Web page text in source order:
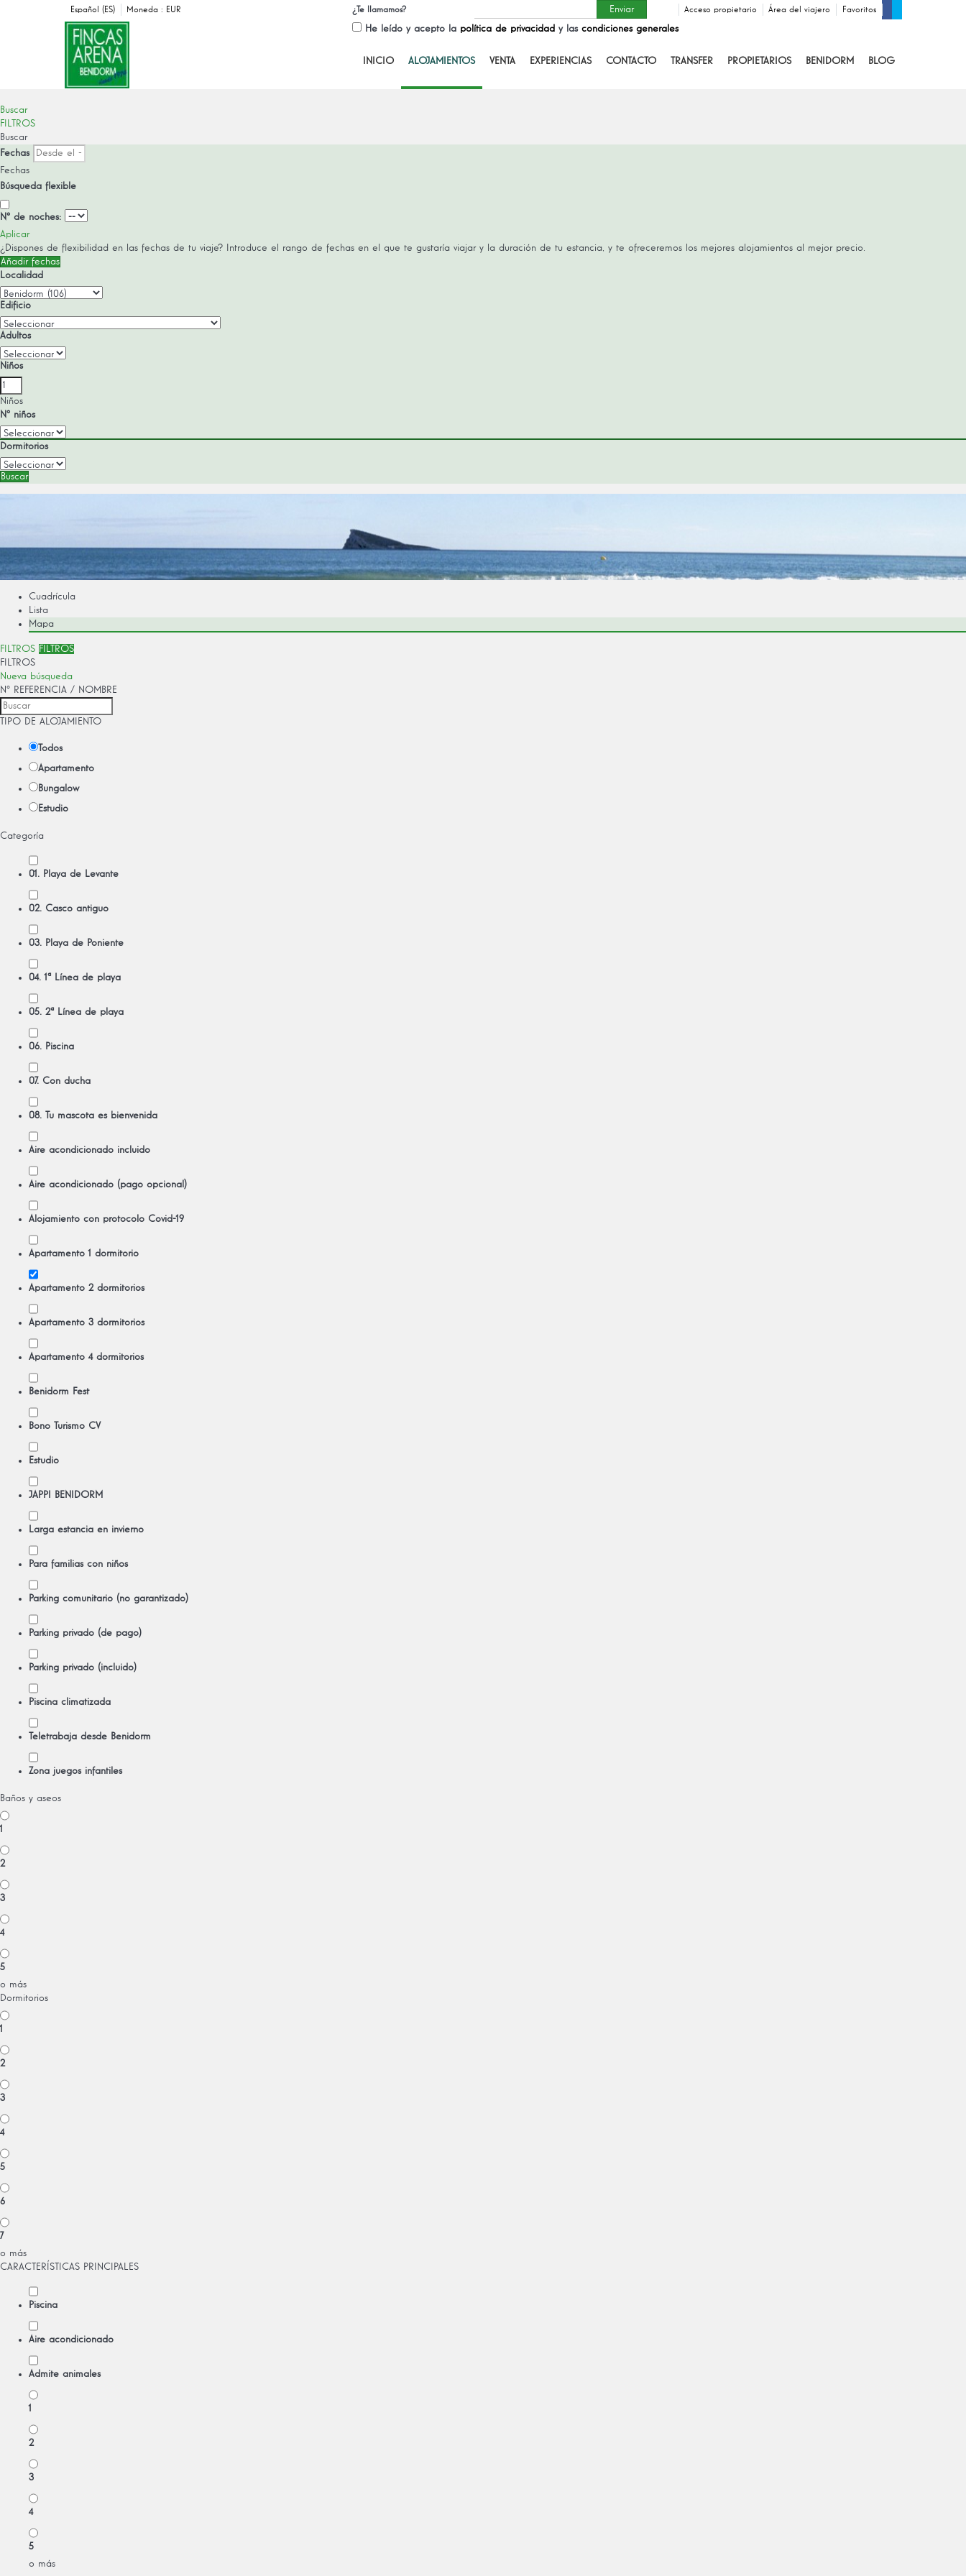
Español (ES) Moneda : EUR Favoritos
Área del viajero
Acceso propietario
¿Te llamamos?
He leído y acepto la política de privacidad y las condiciones generales
INICIO ALOJAMIENTOS VENTA EXPERIENCIAS CONTACTO TRANSFER PROPIETARIOS BENIDORM BLOG
Buscar
FILTROS
Buscar
Fechas
Fechas
Búsqueda flexible
Nº de noches:
Aplicar
¿Dispones de flexibilidad en las fechas de tu viaje?
Introduce el rango de fechas en el que te gustaría viajar y la duración de tu estancia, y te ofreceremos los mejores alojamientos al mejor precio.
Añadir fechas
Localidad
Edificio
Adultos
Niños
Niños
Nº niños
Dormitorios
Buscar
Cuadrícula
Lista
Mapa
FILTROS FILTROS
FILTROS
Nueva búsqueda
Nº REFERENCIA / NOMBRE
TIPO DE ALOJAMIENTO
Todos
Apartamento
Bungalow
Estudio
Categoría
01. Playa de Levante
02. Casco antiguo
03. Playa de Poniente
04. 1ª Línea de playa
05. 2ª Línea de playa
06. Piscina
07. Con ducha
08. Tu mascota es bienvenida
Aire acondicionado incluido
Aire acondicionado (pago opcional)
Alojamiento con protocolo Covid-19
Apartamento 1 dormitorio
Apartamento 2 dormitorios
Apartamento 3 dormitorios
Apartamento 4 dormitorios
Benidorm Fest
Bono Turismo CV
Estudio
JAPPI BENIDORM
Larga estancia en invierno
Para familias con niños
Parking comunitario (no garantizado)
Parking privado (de pago)
Parking privado (incluido)
Piscina climatizada
Teletrabaja desde Benidorm
Zona juegos infantiles
Baños y aseos
1
2
3
4
5
o más
Dormitorios
1
2
3
4
5
6
7
o más
CARACTERÍSTICAS PRINCIPALES
Piscina
Aire acondicionado
Admite animales
1
2
3
4
5
o más